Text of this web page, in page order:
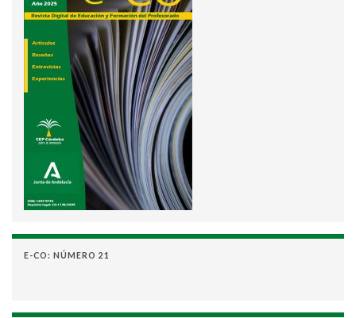
E-CO: NÚMERO 21